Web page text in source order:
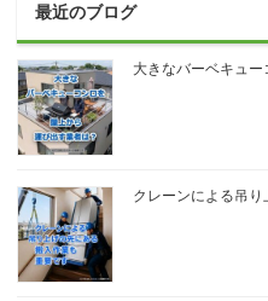
最近のブログ
大きなバーベキュ
クレーンによる吊